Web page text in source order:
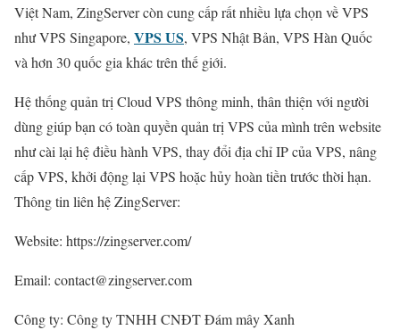
Việt Nam, ZingServer còn cung cấp rất nhiều lựa chọn về VPS
như VPS Singapore, VPS US, VPS Nhật Bản, VPS Hàn Quốc
và hơn 30 quốc gia khác trên thế giới.
Hệ thống quản trị Cloud VPS thông minh, thân thiện với người
dùng giúp bạn có toàn quyền quản trị VPS của mình trên website
như cài lại hệ điều hành VPS, thay đổi địa chỉ IP của VPS, nâng
cấp VPS, khởi động lại VPS hoặc hủy hoàn tiền trước thời hạn.
Thông tin liên hệ ZingServer:
Website: https://zingserver.com/
Email: contact@zingserver.com
Công ty: Công ty TNHH CNĐT Đám mây Xanh